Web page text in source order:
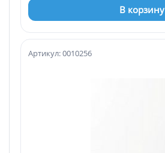
В корзину
Артикул: 0010256